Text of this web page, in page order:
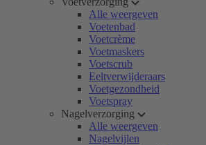
Alle weergeven
Voetenbad
Voetcrème
Voetmaskers
Voetscrub
Eeltverwijderaars
Voetgezondheid
Voetspray
Nagelverzorging
Alle weergeven
Nagelvijlen